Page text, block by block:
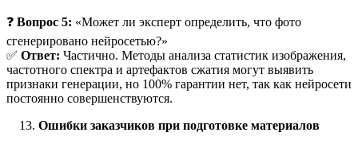
❓ Вопрос 5: «Может ли эксперт определить, что фото
сгенерировано нейросетью?»
✅ Ответ: Частично. Методы анализа статистик изображения,
частотного спектра и артефактов сжатия могут выявить
признаки генерации, но 100% гарантии нет, так как нейросети
постоянно совершенствуются.
Ошибки заказчиков при подготовке материалов